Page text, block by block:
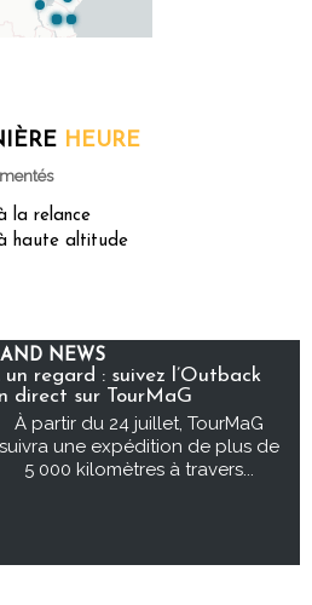
HEURE
la relance
haute altitude
NEWS
regard : suivez l’Outback
direct sur TourMaG
À partir du 24 juillet, TourMaG
suivra une expédition de plus de
5 000 kilomètres à travers...